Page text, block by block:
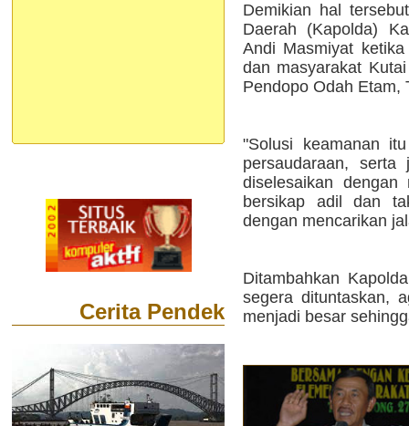
Cerita Pendek
Demikian hal
Daerah (Kapolda)
Andi Masmiyat
dan masyarakat
Pendopo Odah Etam,
"Solusi keamanan
persaudaraan,
diselesaikan dengan
bersikap adil dan
dengan mencarikan
Ditambahkan
segera dituntaskan,
menjadi besar